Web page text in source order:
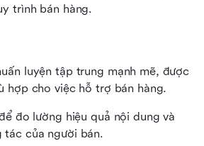
trình bán hàng.
luyện tập trung mạnh mẽ, được
hợp cho việc hỗ trợ bán hàng.
đo lường hiệu quả nội dung và
tác của người bán.